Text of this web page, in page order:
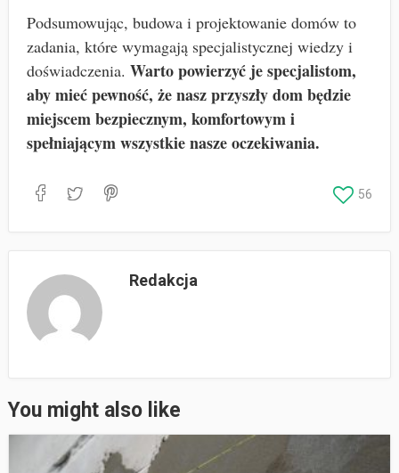
Podsumowując, budowa i projektowanie domów to
zadania, które wymagają specjalistycznej wiedzy i
doświadczenia. Warto powierzyć je specjalistom,
aby mieć pewność, że nasz przyszły dom będzie
miejscem bezpiecznym, komfortowym i
spełniającym wszystkie nasze oczekiwania.
56
Redakcja
You might also like